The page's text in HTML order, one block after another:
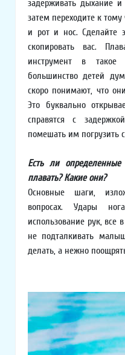
задерживать дыхание и
затем переходите к
и рот и нос. Сделайте
скопировать вас.
инструмент в
большинство детей
скоро понимают, что
Это буквально
справятся с
помешать им погрузить
Есть ли
плавать? Какие они?
Основные шаги,
вопросах. Удары
использование рук, все
не подталкивать
делать, а нежно